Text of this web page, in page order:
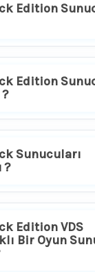
Edition
Edition
Sunucuları
?
Edition VDS
Bir Oyun